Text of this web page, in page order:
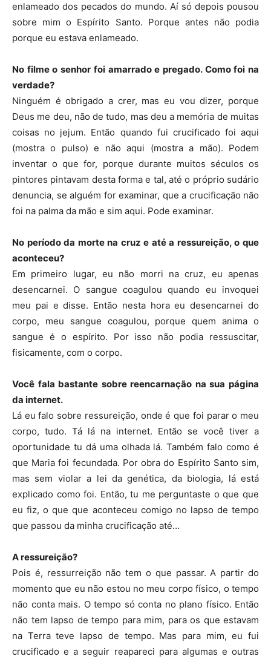
enlameado dos pecados do mundo. Aí só depois pousou
sobre mim o Espírito Santo. Porque antes não podia
porque eu estava enlameado.
No filme o senhor foi amarrado e pregado. Como foi na
verdade?
Ninguém é obrigado a crer, mas eu vou dizer, porque
Deus me deu, não de tudo, mas deu a memória de muitas
coisas no jejum. Então quando fui crucificado foi aqui
(mostra o pulso) e não aqui (mostra a mão). Podem
inventar o que for, porque durante muitos séculos os
pintores pintavam desta forma e tal, até o próprio sudário
denuncia, se alguém for examinar, que a crucificação não
foi na palma da mão e sim aqui. Pode examinar.
No período da morte na cruz e até a ressureição, o que
aconteceu?
Em primeiro lugar, eu não morri na cruz, eu apenas
desencarnei. O sangue coagulou quando eu invoquei
meu pai e disse. Então nesta hora eu desencarnei do
corpo, meu sangue coagulou, porque quem anima o
sangue é o espírito. Por isso não podia ressuscitar,
fisicamente, com o corpo.
Você fala bastante sobre reencarnação na sua página
da internet.
Lá eu falo sobre ressureição, onde é que foi parar o meu
corpo, tudo. Tá lá na internet. Então se você tiver a
oportunidade tu dá uma olhada lá. Também falo como é
que Maria foi fecundada. Por obra do Espírito Santo sim,
mas sem violar a lei da genética, da biologia, lá está
explicado como foi. Então, tu me perguntaste o que que
eu fiz, o que que aconteceu comigo no lapso de tempo
que passou da minha crucificação até…
A ressureição?
Pois é, ressurreição não tem o que passar. A partir do
momento que eu não estou no meu corpo físico, o tempo
não conta mais. O tempo só conta no plano físico. Então
não tem lapso de tempo para mim, para os que estavam
na Terra teve lapso de tempo. Mas para mim, eu fui
crucificado e a seguir reapareci para algumas e outras